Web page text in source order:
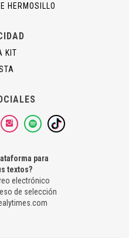
HERMOSILLO
KIT
para
textos?
electrónico
de selección